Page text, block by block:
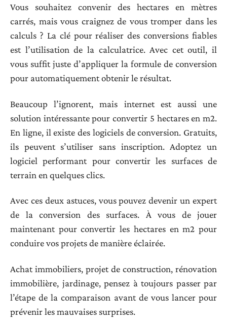
Vous souhaitez convenir des hectares en mètres
carrés, mais vous craignez de vous tromper dans les
calculs ? La clé pour réaliser des conversions fiables
est l’utilisation de la calculatrice. Avec cet outil, il
vous suffit juste d’appliquer la formule de conversion
pour automatiquement obtenir le résultat.
Beaucoup l’ignorent, mais internet est aussi une
solution intéressante pour convertir 5 hectares en m2.
En ligne, il existe des logiciels de conversion. Gratuits,
ils peuvent s’utiliser sans inscription. Adoptez un
logiciel performant pour convertir les surfaces de
terrain en quelques clics.
Avec ces deux astuces, vous pouvez devenir un expert
de la conversion des surfaces. À vous de jouer
maintenant pour convertir les hectares en m2 pour
conduire vos projets de manière éclairée.
Achat immobiliers, projet de construction, rénovation
immobilière, jardinage, pensez à toujours passer par
l’étape de la comparaison avant de vous lancer pour
prévenir les mauvaises surprises.